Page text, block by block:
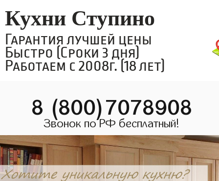
Кухни Ступино
Гарантия лучшей цены
Быстро (Сроки 3 дня)
Работаем с 2008г. (18 лет)
8 (800)7078908
Звонок по РФ бесплатный!